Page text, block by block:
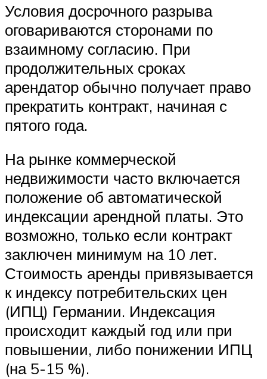
Условия досрочного разрыва
оговариваются сторонами по
взаимному согласию. При
продолжительных сроках
арендатор обычно получает право
прекратить контракт, начиная с
пятого года.
На рынке коммерческой
недвижимости часто включается
положение об автоматической
индексации арендной платы. Это
возможно, только если контракт
заключен минимум на 10 лет.
Стоимость аренды привязывается
к индексу потребительских цен
(ИПЦ) Германии. Индексация
происходит каждый год или при
повышении, либо понижении ИПЦ
(на 5-15 %).